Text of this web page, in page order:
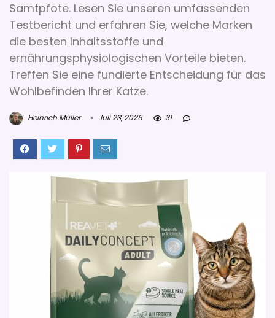
Samtpfote. Lesen Sie unseren umfassenden
Testbericht und erfahren Sie, welche Marken
die besten Inhaltsstoffe und
ernährungsphysiologischen Vorteile bieten.
Treffen Sie eine fundierte Entscheidung für das
Wohlbefinden Ihrer Katze.
Heinrich Müller Juli 23, 2026 31